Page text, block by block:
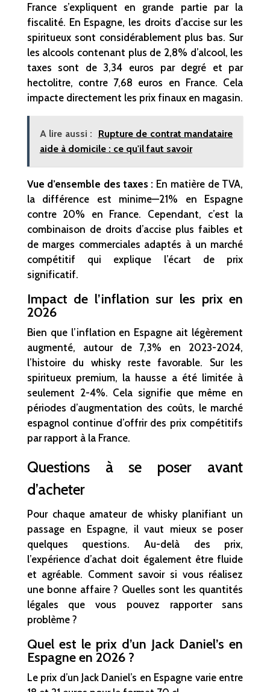
France s’expliquent en grande partie par la
fiscalité. En Espagne, les droits d’accise sur les
spiritueux sont considérablement plus bas. Sur
les alcools contenant plus de 2,8% d’alcool, les
taxes sont de 3,34 euros par degré et par
hectolitre, contre 7,68 euros en France. Cela
impacte directement les prix finaux en magasin.
A lire aussi :
Rupture de contrat mandataire
aide à domicile : ce qu'il faut savoir
Vue d’ensemble des taxes : En matière de TVA,
la différence est minime—21% en Espagne
contre 20% en France. Cependant, c’est la
combinaison de droits d’accise plus faibles et
de marges commerciales adaptés à un marché
compétitif qui explique l’écart de prix
significatif.
Impact de l’inflation sur les prix en
2026
Bien que l’inflation en Espagne ait légèrement
augmenté, autour de 7,3% en 2023-2024,
l’histoire du whisky reste favorable. Sur les
spiritueux premium, la hausse a été limitée à
seulement 2-4%. Cela signifie que même en
périodes d’augmentation des coûts, le marché
espagnol continue d’offrir des prix compétitifs
par rapport à la France.
Questions à se poser avant
d’acheter
Pour chaque amateur de whisky planifiant un
passage en Espagne, il vaut mieux se poser
quelques questions. Au-delà des prix,
l’expérience d’achat doit également être fluide
et agréable. Comment savoir si vous réalisez
une bonne affaire ? Quelles sont les quantités
légales que vous pouvez rapporter sans
problème ?
Quel est le prix d’un Jack Daniel’s en
Espagne en 2026 ?
Le prix d’un Jack Daniel’s en Espagne varie entre